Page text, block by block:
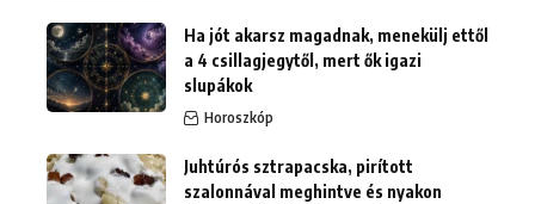
Ha jót akarsz magadnak, menekülj ettől
a 4 csillagjegytől, mert ők igazi
slupákok
Horoszkóp
Juhtúrós sztrapacska, pirított
szalonnával meghintve és nyakon